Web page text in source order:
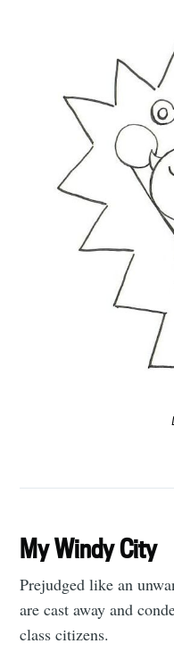
My Windy City
Prejudged like an
are cast away and
class citizens.